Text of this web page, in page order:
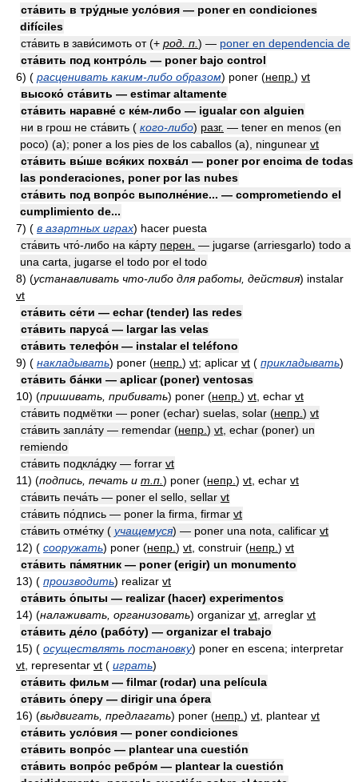
ста́вить в тру́дные усло́вия — poner en condiciones
difíciles
ста́вить в зави́симоть от(+ род. п. ) — poner en dependencia de
ста́вить под контро́ль — poner bajo control
6) ( расценивать каким-либо образом) poner (непр. ) vt
высоко́ ста́вить — estimar altamente
ста́вить наравне́ с ке́м-либо — igualar con alguien
ни в грош не ста́вить ( кого-либо) разг. — tener en menos (en
poco) (a); poner a los pies de los caballos (a), ningunear vt
ста́вить вы́ше вся́ких похва́л — poner por encima de todas
las ponderaciones, poner por las nubes
ста́вить под вопро́с выполне́ние... — comprometiendo el
cumplimiento de...
7) ( в азартных играх) hacer puesta
ста́вить что́-либо на ка́рту перен. — jugarse (arriesgarlo) todo a
una carta, jugarse el todo por el todo
8) (устанавливать что-либо для работы, действия) instalar
vt
ста́вить се́ти — echar (tender) las redes
ста́вить паруса́ — largar las velas
ста́вить телефо́н — instalar el teléfono
9) ( накладывать) poner (непр. ) vt; aplicar vt ( прикладывать)
ста́вить ба́нки — aplicar (poner) ventosas
10) (пришивать, прибивать) poner (непр. ) vt , echar vt
ста́вить подмётки — poner (echar) suelas, solar (непр. ) vt
ста́вить запла́ту — remendar (непр. ) vt , echar (poner) un
remiendo
ста́вить подкла́дку — forrar vt
11) (подпись, печать и т.п. ) poner (непр. ) vt , echar vt
ста́вить печа́ть — poner el sello, sellar vt
ста́вить по́дпись — poner la firma, firmar vt
ста́вить отме́тку ( учащемуся) — poner una nota, calificar vt
12) ( сооружать) poner (непр. ) vt , construir (непр. ) vt
ста́вить па́мятник — poner (erigir) un monumento
13) ( производить) realizar vt
ста́вить о́пыты — realizar (hacer) experimentos
14) (налаживать, организовать) organizar vt , arreglar vt
ста́вить де́ло (рабо́ту) — organizar el trabajo
15) ( осуществлять постановку) poner en escena; interpretar
vt , representar vt ( играть)
ста́вить фильм — filmar (rodar) una película
ста́вить о́перу — dirigir una ópera
16) (выдвигать, предлагать) poner (непр. ) vt , plantear vt
ста́вить усло́вия — poner condiciones
ста́вить вопро́с — plantear una cuestión
ста́вить вопро́с ребро́м — plantear la cuestión